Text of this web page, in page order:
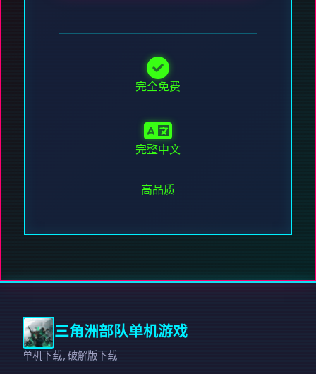
完全免费
完整中文
高品质
三角洲部队单机游戏
单机下载,破解版下载